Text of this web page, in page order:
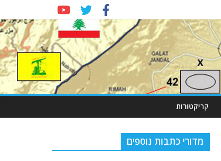
קריקטורות
מדורי כתבות נוספים